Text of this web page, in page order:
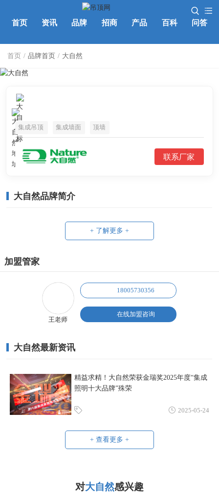
首页 资讯 品牌 招商 产品 百科 问答
首页 / 品牌首页 / 大自然
集成吊顶 集成墙面 顶墙
联系厂家
大自然品牌简介
+ 了解更多 +
加盟管家
王老师
18005730356
在线加盟咨询
大自然最新资讯
精益求精！大自然荣获金瑞奖2025年度“集成
照明十大品牌”殊荣
2025-05-24
+ 查看更多 +
对大自然感兴趣